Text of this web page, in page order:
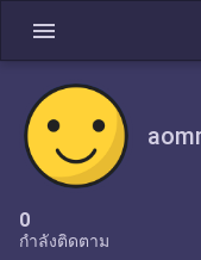
menu
0
กำลังติดตาม